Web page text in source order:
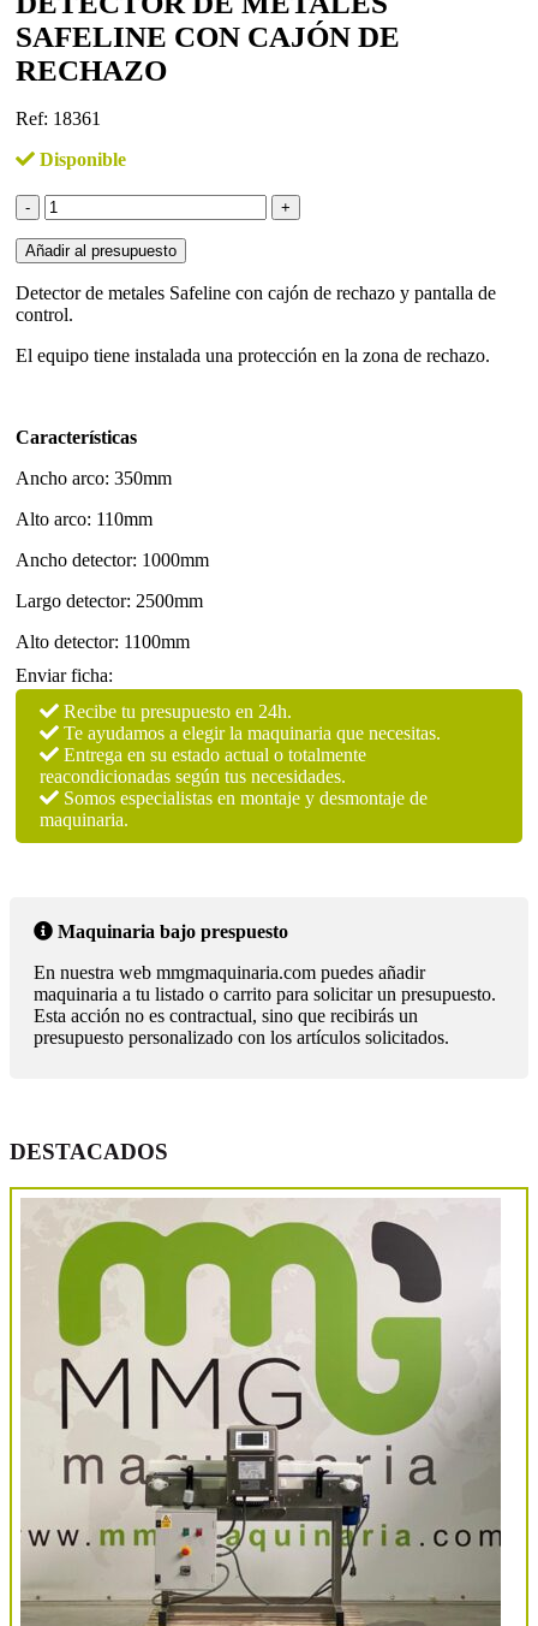
SAFELINE CON CAJÓN DE
RECHAZO
Ref: 18361
Disponible
DETECTOR
DE
METALES
SAFELINE
CON
CAJÓN
RECHAZO
Añadir al presupuesto
Detector de metales Safeline con cajón de rechazo y pantalla de
control.
El equipo tiene instalada una protección en la zona de rechazo.
Características
Ancho arco: 350mm
Alto arco: 110mm
Ancho detector: 1000mm
Largo detector: 2500mm
Alto detector: 1100mm
Enviar ficha:
Recibe tu presupuesto en 24h.
Te ayudamos a elegir la maquinaria que necesitas.
Entrega en su estado actual o totalmente
reacondicionadas según tus necesidades.
Somos especialistas en montaje y desmontaje de
maquinaria.
Maquinaria bajo prespuesto
En nuestra web mmgmaquinaria.com puedes añadir
maquinaria a tu listado o carrito para solicitar un presupuesto.
Esta acción no es contractual, sino que recibirás un
presupuesto personalizado con los artículos solicitados.
DESTACADOS